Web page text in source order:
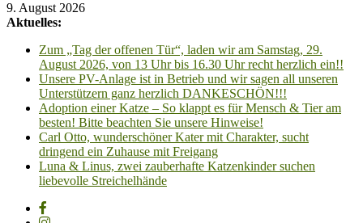
9. August 2026
Aktuelles:
Zum „Tag der offenen Tür“, laden wir am Samstag, 29.
August 2026, von 13 Uhr bis 16.30 Uhr recht herzlich ein!!
Unsere PV-Anlage ist in Betrieb und wir sagen all unseren
Unterstützern ganz herzlich DANKESCHÖN!!!
Adoption einer Katze – So klappt es für Mensch & Tier am
besten! Bitte beachten Sie unsere Hinweise!
Carl Otto, wunderschöner Kater mit Charakter, sucht
dringend ein Zuhause mit Freigang
Luna & Linus, zwei zauberhafte Katzenkinder suchen
liebevolle Streichelhände